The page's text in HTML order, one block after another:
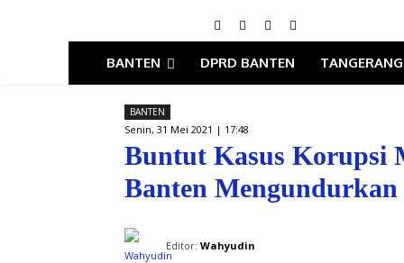
BANTEN DPRD BANTEN TANGERANG
BANTEN
Senin, 31 Mei 2021 | 17:48
Buntut Kasus Korupsi
Banten
Editor: Wahyudin